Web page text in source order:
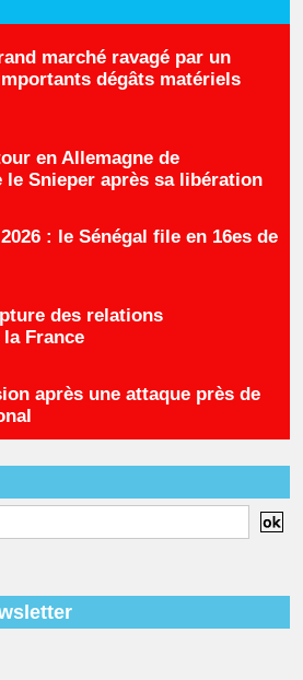
marché ravagé par un
dégâts matériels
en Allemagne de
le Snieper après sa libération
: le Sénégal file en 16es de
des relations
France
après une attaque près de